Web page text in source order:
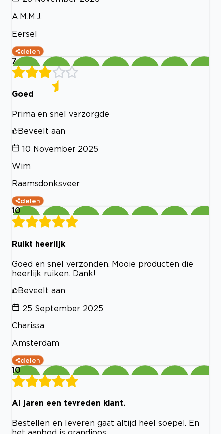
A.M.M.J.
Eersel
delen
7
Goed
Prima en snel verzorgde
Beveelt aan
10 November 2025
Wim
Raamsdonksveer
delen
10
Ruikt heerlijk
Goed en snel verzonden. Mooie producten die
heerlijk ruiken. Dank!
Beveelt aan
25 September 2025
Charissa
Amsterdam
delen
10
Al jaren een tevreden klant.
Bestellen en leveren gaat altijd heel soepel. En
het aanbod is grandioos.